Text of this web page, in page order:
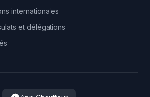
internationales
et délégations